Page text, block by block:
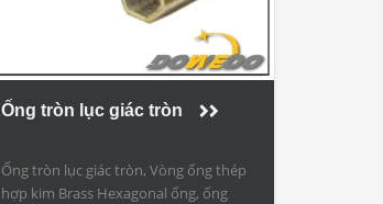
Ống tròn lục giác tròn
Ống tròn lục giác tròn, Vòng ống thép
hợp kim Brass Hexagonal ống, ống